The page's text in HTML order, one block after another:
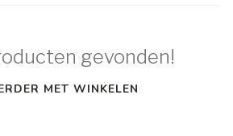
gevonden!
MET WINKELEN